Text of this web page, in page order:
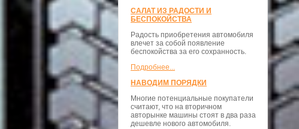
САЛАТ ИЗ РАДОСТИ И
БЕСПОКОЙСТВА
Радость приобретения автомобиля
влечет за собой появление
беспокойства за его сохранность.
Подробнее...
НАВОДИМ ПОРЯДКИ
Многие потенциальные покупатели
считают, что на вторичном
авторынке машины стоят в два раза
дешевле нового автомобиля.